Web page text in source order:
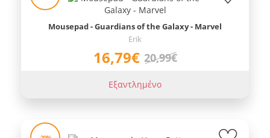
Mousepad - Guardians of the Galaxy - Marvel
Erik
16,79€ 20,99€
Εξαντλημένο